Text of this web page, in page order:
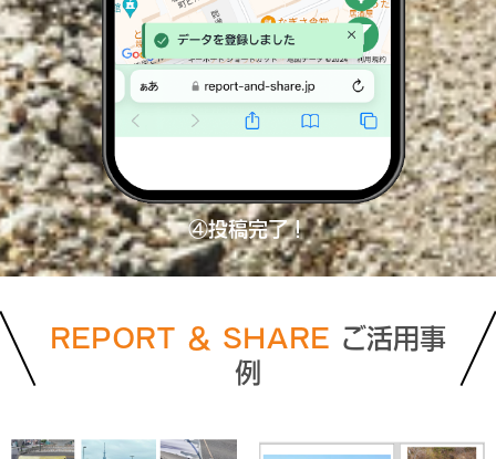
④投稿完了！
REPORT ＆ SHARE ご活用事
例